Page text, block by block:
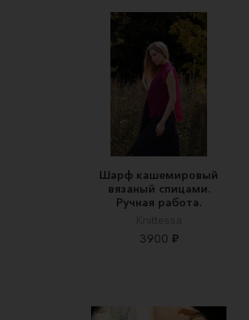
Шарф кашемировый
вязаный спицами.
Ручная работа.
Knittessa
3900 ₽